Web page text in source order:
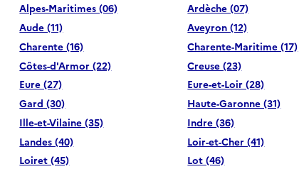
Alpes-Maritimes (06)
Ardèche (07)
Aude (11)
Aveyron (12)
Charente (16)
Charente-Maritime (17)
Côtes-d'Armor (22)
Creuse (23)
Eure (27)
Eure-et-Loir (28)
Gard (30)
Haute-Garonne (31)
Ille-et-Vilaine (35)
Indre (36)
Landes (40)
Loir-et-Cher (41)
Loiret (45)
Lot (46)